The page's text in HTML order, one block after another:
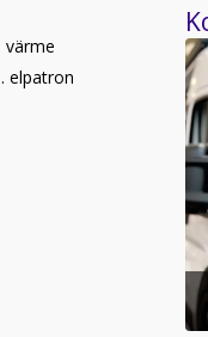
värme
elpatron